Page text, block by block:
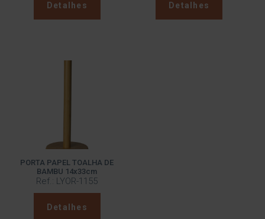
Detalhes Detalhes
PORTA PAPEL TOALHA DE
BAMBU 14x33cm
Ref.: LYOR-1155
Detalhes